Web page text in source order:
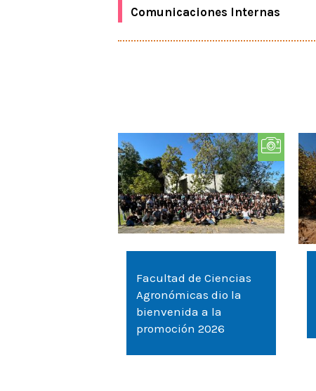
Comunicaciones Internas
Facultad de Ciencias
Agronómicas dio la
bienvenida a la
promoción 2026